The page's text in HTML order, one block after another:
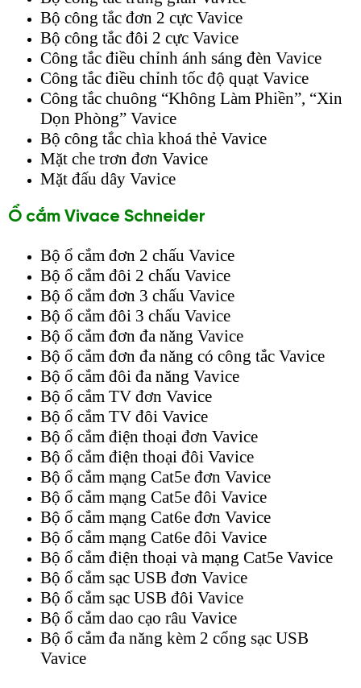
Bộ công tắc đơn 2 cực Vavice
Bộ công tắc đôi 2 cực Vavice
Công tắc điều chỉnh ánh sáng đèn Vavice
Công tắc điều chỉnh tốc độ quạt Vavice
Công tắc chuông “Không Làm Phiền”, “Xin
Dọn Phòng” Vavice
Bộ công tắc chìa khoá thẻ Vavice
Mặt che trơn đơn Vavice
Mặt đấu dây Vavice
Ổ cắm Vivace Schneider
Bộ ổ cắm đơn 2 chấu Vavice
Bộ ổ cắm đôi 2 chấu Vavice
Bộ ổ cắm đơn 3 chấu Vavice
Bộ ổ cắm đôi 3 chấu Vavice
Bộ ổ cắm đơn đa năng Vavice
Bộ ổ cắm đơn đa năng có công tắc Vavice
Bộ ổ cắm đôi đa năng Vavice
Bộ ổ cắm TV đơn Vavice
Bộ ổ cắm TV đôi Vavice
Bộ ổ cắm điện thoại đơn Vavice
Bộ ổ cắm điện thoại đôi Vavice
Bộ ổ cắm mạng Cat5e đơn Vavice
Bộ ổ cắm mạng Cat5e đôi Vavice
Bộ ổ cắm mạng Cat6e đơn Vavice
Bộ ổ cắm mạng Cat6e đôi Vavice
Bộ ổ cắm điện thoại và mạng Cat5e Vavice
Bộ ổ cắm sạc USB đơn Vavice
Bộ ổ cắm sạc USB đôi Vavice
Bộ ổ cắm dao cạo râu Vavice
Bộ ổ cắm đa năng kèm 2 cổng sạc USB
Vavice